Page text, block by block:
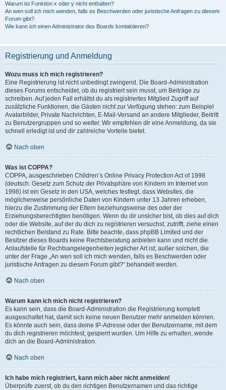
Warum ist Funktion x oder y nicht enthalten?
An wen soll ich mich wenden, falls es Beschwerden oder juristische Anfragen zu diesem
Forum gibt?
Wie kann ich einen Administrator des Boards kontaktieren?
Registrierung und Anmeldung
Wozu muss ich mich registrieren?
Eine Registrierung ist nicht unbedingt zwingend. Die Board-Administration
dieses Forums entscheidet, ob du registriert sein musst, um Beiträge zu
schreiben. Auf jeden Fall erhältst du als registriertes Mitglied Zugriff auf
zusätzliche Funktionen, die Gästen nicht zur Verfügung stehen: zum Beispiel
Avatarbilder, Private Nachrichten, E-Mail-Versand an andere Mitglieder, Beitritt
zu Benutzergruppen und so weiter. Wir empfehlen dir eine Anmeldung, da sie
schnell erledigt ist und dir zahlreiche Vorteile bietet.
Nach oben
Was ist COPPA?
COPPA, ausgeschrieben Children’s Online Privacy Protection Act of 1998
(deutsch: Gesetz zum Schutz der Privatsphäre von Kindern im Internet von
1998) ist ein Gesetz in den USA, welches festlegt, dass Websites, die
möglicherweise persönliche Daten von Kindern unter 13 Jahren erheben,
hierzu die Zustimmung der Eltern beziehungsweise des oder der
Erziehungsberechtigten benötigen. Wenn du dir unsicher bist, ob dies auf dich
oder die Website, auf der du dich zu registrieren versuchst, zutrifft, ziehe einen
rechtlichen Beistand zu Rate. Bitte beachte, dass phpBB Limited und der
Besitzer dieses Boards keine Rechtsberatung anbieten kann und nicht die
Anlaufstelle für Rechtsangelegenheiten jeglicher Art ist; außer solchen, die
unter der Frage „An wen soll ich mich wenden, falls es Beschwerden oder
juristische Anfragen zu diesem Forum gibt?“ behandelt werden.
Nach oben
Warum kann ich mich nicht registrieren?
Es kann sein, dass die Board-Administration die Registrierung komplett
ausgeschaltet hat, damit sich keine neuen Benutzer mehr anmelden können.
Es könnte auch sein, dass deine IP-Adresse oder der Benutzername, mit dem
du dich registrieren möchtest, gesperrt wurden. Um Hilfe zu erhalten, wende
dich an die Board-Administration.
Nach oben
Ich habe mich registriert, kann mich aber nicht anmelden!
Überprüfe zuerst, ob du den richtigen Benutzernamen und das richtige